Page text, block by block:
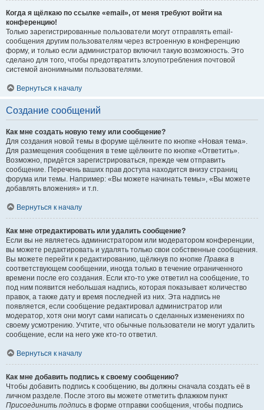
Когда я щёлкаю по ссылке «email», от меня требуют войти на
конференцию!
Только зарегистрированные пользователи могут отправлять email-
сообщения другим пользователям через встроенную в конференцию
форму, и только если администратор включил такую возможность. Это
сделано для того, чтобы предотвратить злоупотребления почтовой
системой анонимными пользователями.
Вернуться к началу
Создание сообщений
Как мне создать новую тему или сообщение?
Для создания новой темы в форуме щёлкните по кнопке «Новая тема».
Для размещения сообщения в теме щёлкните по кнопке «Ответить».
Возможно, придётся зарегистрироваться, прежде чем отправить
сообщение. Перечень ваших прав доступа находится внизу страниц
форума или темы. Например: «Вы можете начинать темы», «Вы можете
добавлять вложения» и т.п.
Вернуться к началу
Как мне отредактировать или удалить сообщение?
Если вы не являетесь администратором или модератором конференции,
вы можете редактировать и удалять только свои собственные сообщения.
Вы можете перейти к редактированию, щёлкнув по кнопке Правка в
соответствующем сообщении, иногда только в течение ограниченного
времени после его создания. Если кто-то уже ответил на сообщение, то
под ним появится небольшая надпись, которая показывает количество
правок, а также дату и время последней из них. Эта надпись не
появляется, если сообщение редактировал администратор или
модератор, хотя они могут сами написать о сделанных изменениях по
своему усмотрению. Учтите, что обычные пользователи не могут удалить
сообщение, если на него уже кто-то ответил.
Вернуться к началу
Как мне добавить подпись к своему сообщению?
Чтобы добавить подпись к сообщению, вы должны сначала создать её в
личном разделе. После этого вы можете отметить флажком пункт
Присоединить подпись в форме отправки сообщения, чтобы подпись